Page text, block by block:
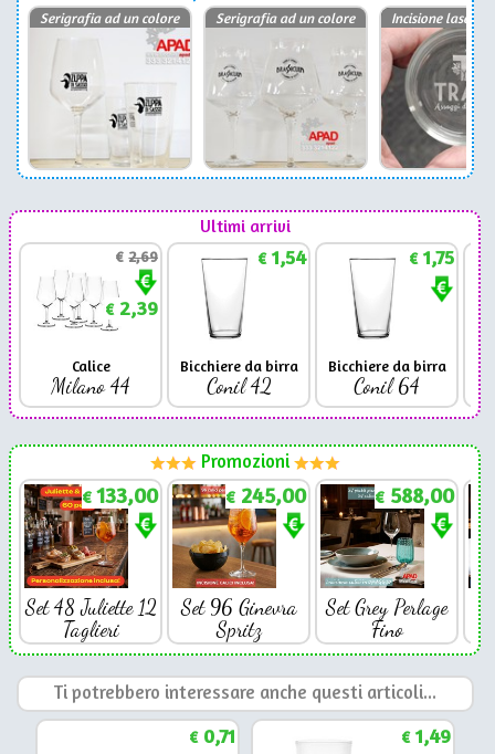
Serigrafia ad un colore Serigrafia ad un colore Incisione laser
Ultimi arrivi
€2,69
€2,39
Calice
Milano 44
€1,54
Bicchiere da birra
Conil 42
€1,75
Bicchiere da birra
Conil 64
Promozioni
€ 133,00
Set 48 Juliette 12
Taglieri
€ 245,00
Set 96 Ginevra
Spritz
€ 588,00
Set Grey Perlage
Fino
Ti potrebbero interessare anche questi articoli...
€0,71 €1,49